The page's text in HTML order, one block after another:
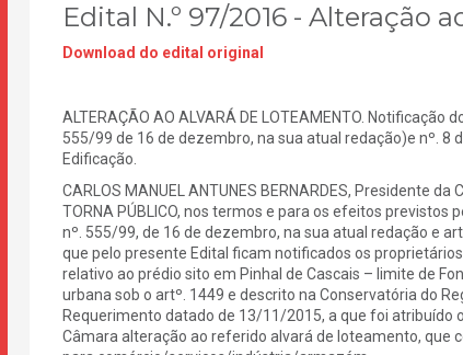
Edital N.º 97/2016 - Alteração
Download do edital original
ALTERAÇÃO AO ALVARÁ DE LOTEAMENTO. Notificação
555/99 de 16 de dezembro, na sua atual redação)e nº. 8
Edificação.
CARLOS MANUEL ANTUNES BERNARDES, Presidente
TORNA PÚBLICO, nos termos e para os efeitos previstos
nº. 555/99, de 16 de dezembro, na sua atual redação e
que pelo presente Edital ficam notificados os
relativo ao prédio sito em Pinhal de Cascais – limite de
urbana sob o artº. 1449 e descrito na Conservatória do
Requerimento datado de 13/11/2015, a que foi atribuído
Câmara alteração ao referido alvará de loteamento, que